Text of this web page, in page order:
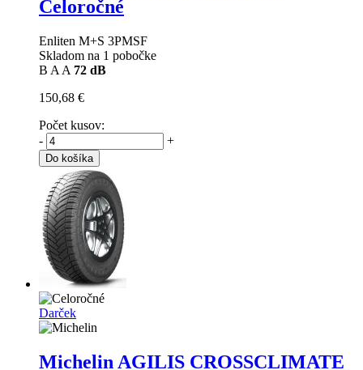
Celoročné
Enliten M+S 3PMSF
Skladom na 1 pobočke
B A A 72 dB
150,68 €
Počet kusov:
-
+
Do košíka
Darček
Michelin AGILIS CROSSCLIMATE